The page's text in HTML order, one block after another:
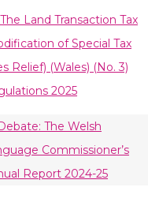
Land Transaction Tax
of Special Tax
Relief) (Wales) (No. 3)
2025
The Welsh
Commissioner’s
Report 2024-25